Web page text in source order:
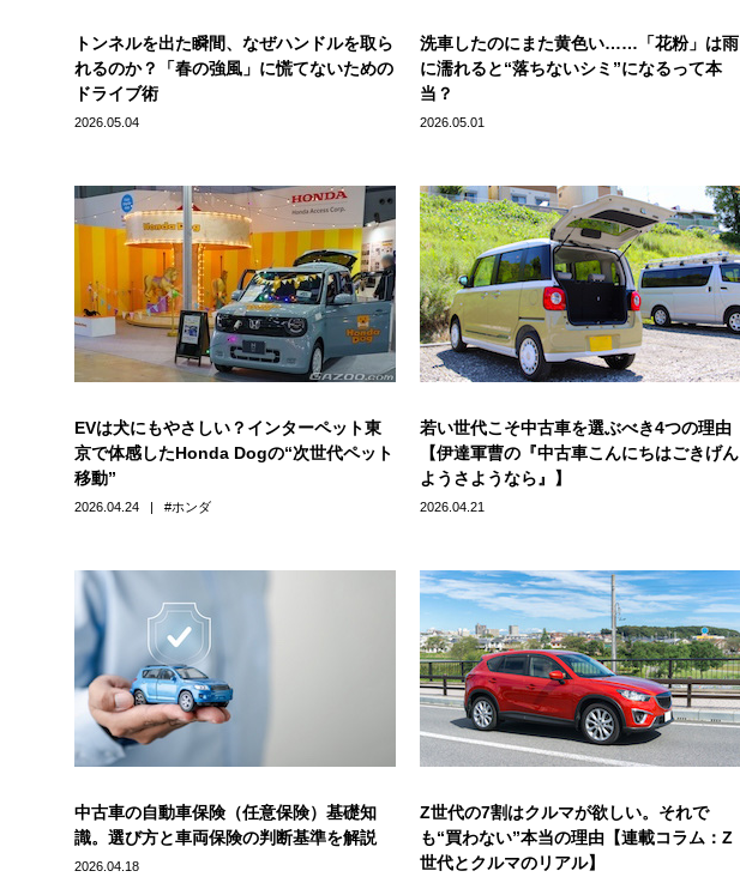
トンネルを出た瞬間、なぜハンドルを取ら
れるのか？「春の強風」に慌てないための
ドライブ術
2026.05.04
洗車したのにまた黄色い……「花粉」は雨
に濡れると“落ちないシミ”になるって本
当？
2026.05.01
EVは犬にもやさしい？インターペット東
京で体感したHonda Dogの“次世代ペット
移動”
2026.04.24 ホンダ
若い世代こそ中古車を選ぶべき4つの理由
【伊達軍曹の『中古車こんにちはごきげん
ようさようなら』】
2026.04.21
中古車の自動車保険（任意保険）基礎知
識。選び方と車両保険の判断基準を解説
2026.04.18
Z世代の7割はクルマが欲しい。それで
も“買わない”本当の理由【連載コラム：Z
世代とクルマのリアル】